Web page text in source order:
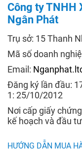
Công ty TNHH
Ngân Phát
Trụ sở: 15 Thanh
Mã số doanh
Email:
Đăng ký lần đầu:
1: 25/10/2012
Nơi cấp giấy
kế hoạch và đầu
HƯỚNG DẪN MUA